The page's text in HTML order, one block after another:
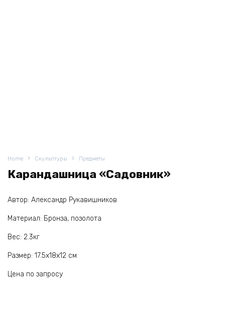
Home Скульптуры Предметы
Карандашница «Садовник»
Автор: Александр Рукавишников
Материал: Бронза, позолота
Вес: 2.3кг
Размер: 17.5х18х12 см
Цена по запросу